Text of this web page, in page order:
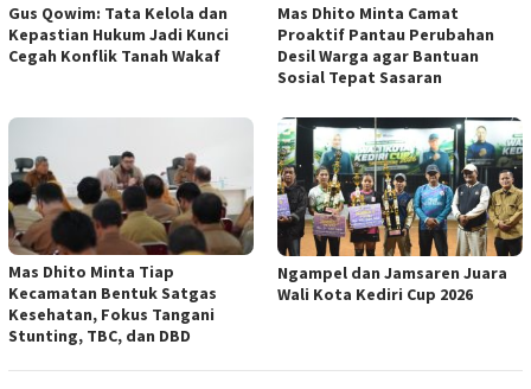
Gus Qowim: Tata Kelola dan
Kepastian Hukum Jadi Kunci
Cegah Konflik Tanah Wakaf
Mas Dhito Minta Camat
Proaktif Pantau Perubahan
Desil Warga agar Bantuan
Sosial Tepat Sasaran
Mas Dhito Minta Tiap
Kecamatan Bentuk Satgas
Kesehatan, Fokus Tangani
Stunting, TBC, dan DBD
Ngampel dan Jamsaren Juara
Wali Kota Kediri Cup 2026